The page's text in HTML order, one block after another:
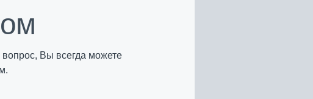
Вы всегда можете